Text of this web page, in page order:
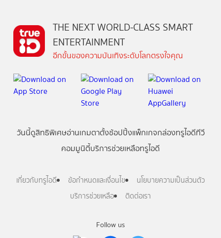
Follow us
THE NEXT WORLD-CLASS SMART
ENTERTAINMENT
อีกขั้นของความบันเทิงระดับโลกตรงใจคุณ
วันนี้ดูสิทธิพิเศษอ่านเกมตาตั้งช้อปปิ้งแพ็กเกจกล่องทรูไอดีทีวี
คอมมูนิตี้บริการช่วยเหลือทรูไอดี
เกี่ยวกับทรูไอดี ข้อกำหนดและเงื่อนไข
นโยบายความเป็นส่วนตัว
บริการช่วยเหลือ
ติดต่อเรา